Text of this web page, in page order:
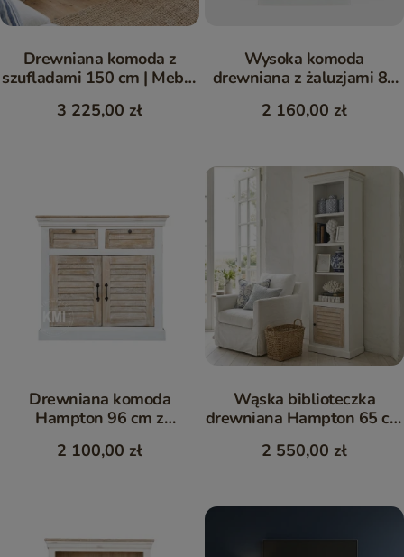
Drewniana komoda z
szufladami 150 cm | Meble
3 225,00 zł
Wysoka komoda
drewniana z żaluzjami 80
Hampton
2 160,00 zł
Drewniana komoda
Hampton 96 cm z
z mango
2 100,00 zł
Wąska biblioteczka
drewniana Hampton 65 cm
2 550,00 zł